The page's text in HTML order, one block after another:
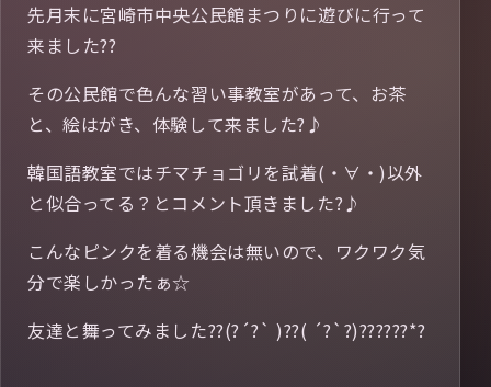
先月末に宮崎市中央公民館まつりに遊びに行って
来ました??
その公民館で色んな習い事教室があって、お茶
と、絵はがき、体験して来ました?♪
韓国語教室ではチマチョゴリを試着(・∀・)以外
と似合ってる？とコメント頂きました?♪
こんなピンクを着る機会は無いので、ワクワク気
分で楽しかったぁ☆
友達と舞ってみました??(?´?` )??( ´?`?)??????*?